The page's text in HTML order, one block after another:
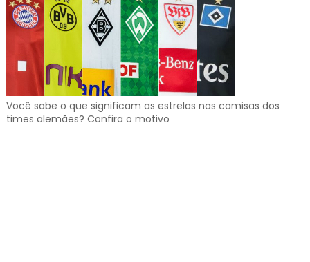
Você sabe o que significam as estrelas nas camisas dos
times alemães? Confira o motivo